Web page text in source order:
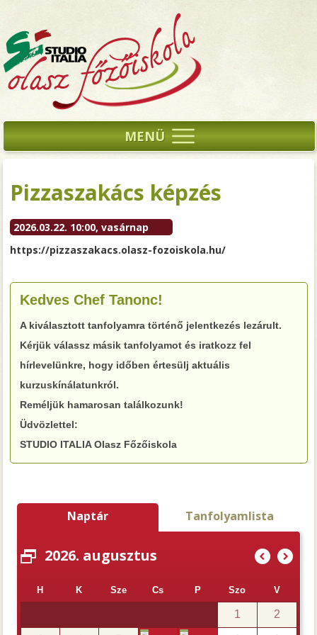
MENÜ
Pizzaszakács képzés
2026.03.22. 10:00, vasárnap
https://pizzaszakacs.olasz-fozoiskola.hu/
Kedves Chef Tanonc!
A kiválasztott tanfolyamra történő jelentkezés lezárult.
Kérjük válassz másik tanfolyamot és iratkozz fel
hírlevelünkre, hogy időben értesülj aktuális
kurzuskínálatunkról.
Reméljük hamarosan találkozunk!
Üdvözlettel:
STUDIO ITALIA Olasz Főzőiskola
Naptár Tanfolyamlista
2026. augusztus )
(
H K Sze Cs P Szo V
1 2